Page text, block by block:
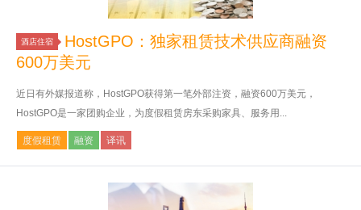
酒店住宿
HostGPO：独家租赁技术供应商融资
600万美元
近日有外媒报道称，HostGPO获得第一笔外部注资，融资600万美元，
HostGPO是一家团购企业，为度假租赁房东采购家具、服务用...
度假租赁 融资 译讯